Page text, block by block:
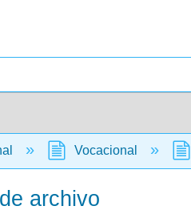
Vocacional
archivo